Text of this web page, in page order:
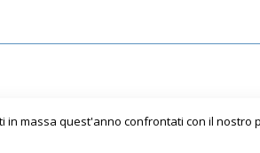
massa quest'anno confrontati con il nostro